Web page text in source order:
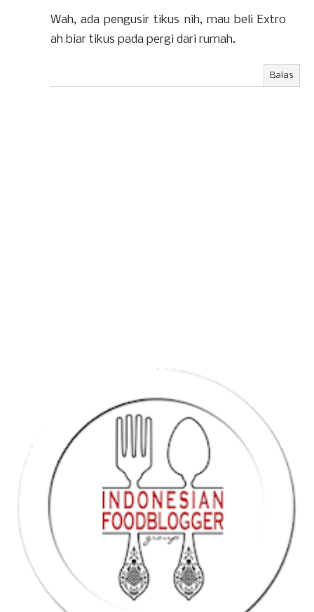
Wah, ada pengusir tikus nih, mau beli Extro
ah biar tikus pada pergi dari rumah.
Balas